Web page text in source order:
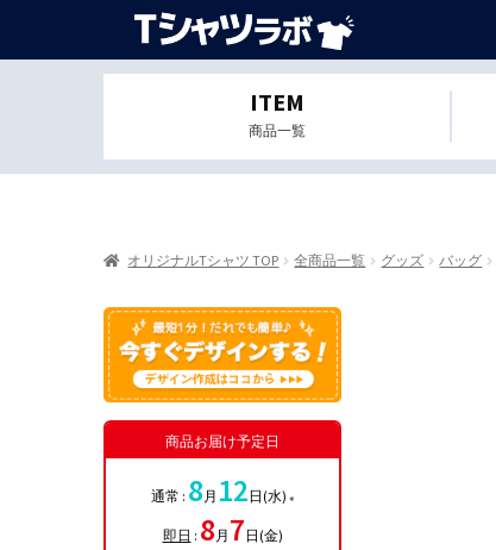
ITEM
商品一覧
オリジナルTシャツ TOP 全商品一覧 グッズ バッグ
商品お届け予定日
通常 : 8 月 12 日(水) ※
即日 : 8 月 7 日(金)